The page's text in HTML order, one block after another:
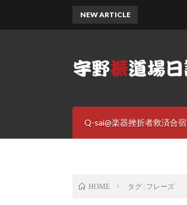
Q-sai@楽器挫折者救済合宿
NEW ARTICLE
HOME タグ : フレーズ